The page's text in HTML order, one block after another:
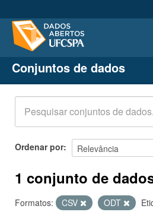
Conjuntos de dados
Organizações
Grupos
Sobre
Conjuntos de dados
Ordenar por
1 conjunto de
Formatos: CSV ODT